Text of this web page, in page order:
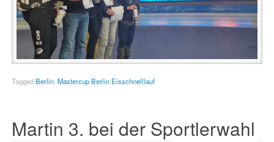
TaggedBerlin, Mastercup Berlin Eisschnelllauf
Martin 3. bei der Sportlerwahl